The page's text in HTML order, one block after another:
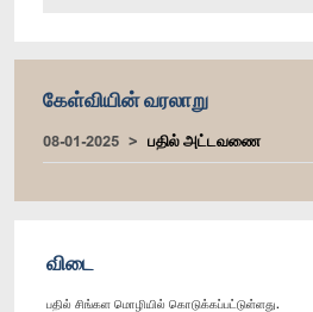
கேள்வியின் வரலாறு
08-01-2025 பதில் அட்டவணை
விடை
பதில் சிங்கள மொழியில் கொடுக்கப்பட்டுள்ளது.